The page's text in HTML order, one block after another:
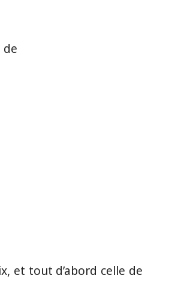
et tout d’abord celle de